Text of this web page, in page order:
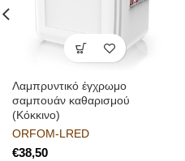
Λαμπρυντικό έγχρωμο
σαμπουάν καθαρισμού
(Κόκκινο)
ORFOM-LRED
€